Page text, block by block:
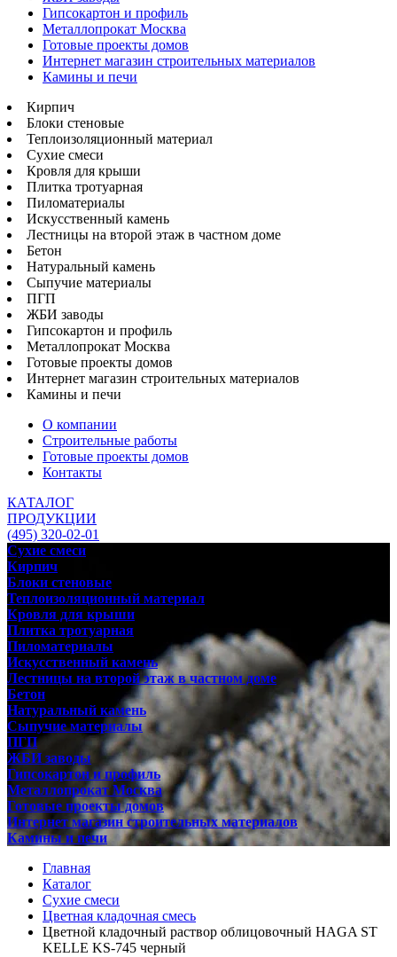
Гипсокартон и профиль
Металлопрокат Москва
Готовые проекты домов
Интернет магазин строительных материалов
Камины и печи
Кирпич
Блоки стеновые
Теплоизоляционный материал
Сухие смеси
Кровля для крыши
Плитка тротуарная
Пиломатериалы
Искусственный камень
Лестницы на второй этаж в частном доме
Бетон
Натуральный камень
Сыпучие материалы
ПГП
ЖБИ заводы
Гипсокартон и профиль
Металлопрокат Москва
Готовые проекты домов
Интернет магазин строительных материалов
Камины и печи
О компании
Строительные работы
Готовые проекты домов
Контакты
КАТАЛОГ
ПРОДУКЦИИ
(495) 320-02-01
Сухие смеси
Кирпич
Блоки стеновые
Теплоизоляционный материал
Кровля для крыши
Плитка тротуарная
Пиломатериалы
Искусственный камень
Лестницы на второй этаж в частном доме
Бетон
Натуральный камень
Сыпучие материалы
ПГП
ЖБИ заводы
Гипсокартон и профиль
Металлопрокат Москва
Готовые проекты домов
Интернет магазин строительных материалов
Камины и печи
Главная
Каталог
Сухие смеси
Цветная кладочная смесь
Цветной кладочный раствор облицовочный HAGA ST
KELLE KS-745 черный